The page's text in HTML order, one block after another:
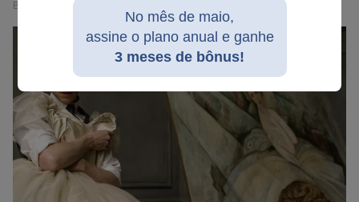
No mês de maio,
assine o plano anual e ganhe
3 meses de bônus!